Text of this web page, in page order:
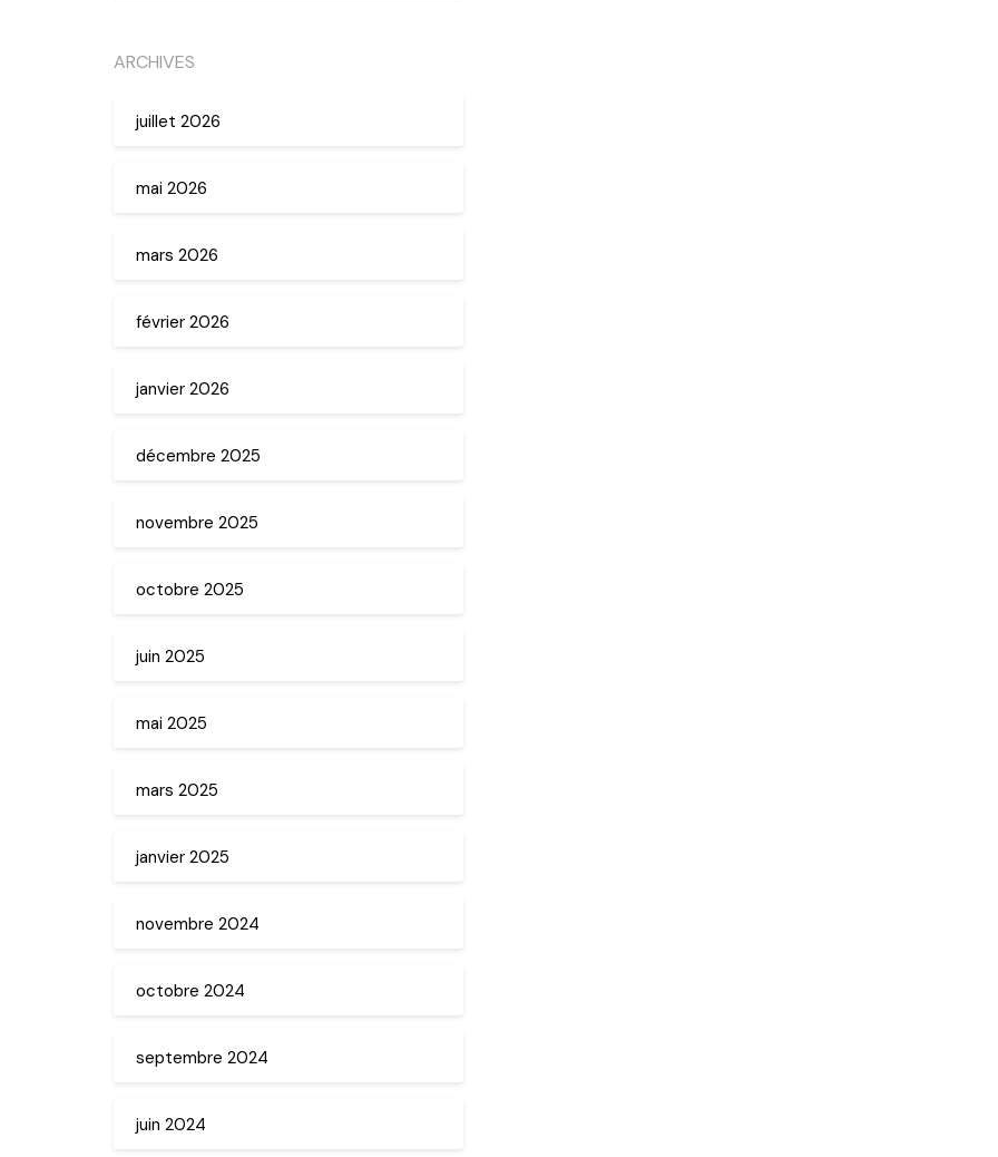
ARCHIVES
juillet 2026
mai 2026
mars 2026
février 2026
janvier 2026
décembre 2025
novembre 2025
octobre 2025
juin 2025
mai 2025
mars 2025
janvier 2025
novembre 2024
octobre 2024
septembre 2024
juin 2024